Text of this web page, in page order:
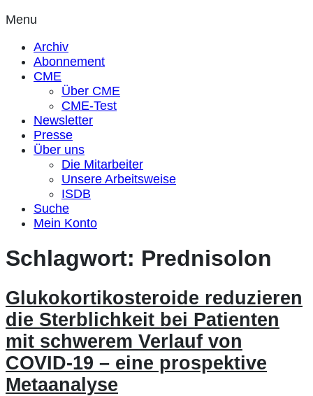
Menu
Archiv
Abonnement
CME
Über CME
CME-Test
Newsletter
Presse
Über uns
Die Mitarbeiter
Unsere Arbeitsweise
ISDB
Suche
Mein Konto
Schlagwort: Prednisolon
Glukokortikosteroide reduzieren
die Sterblichkeit bei Patienten
mit schwerem Verlauf von
COVID-19 – eine prospektive
Metaanalyse